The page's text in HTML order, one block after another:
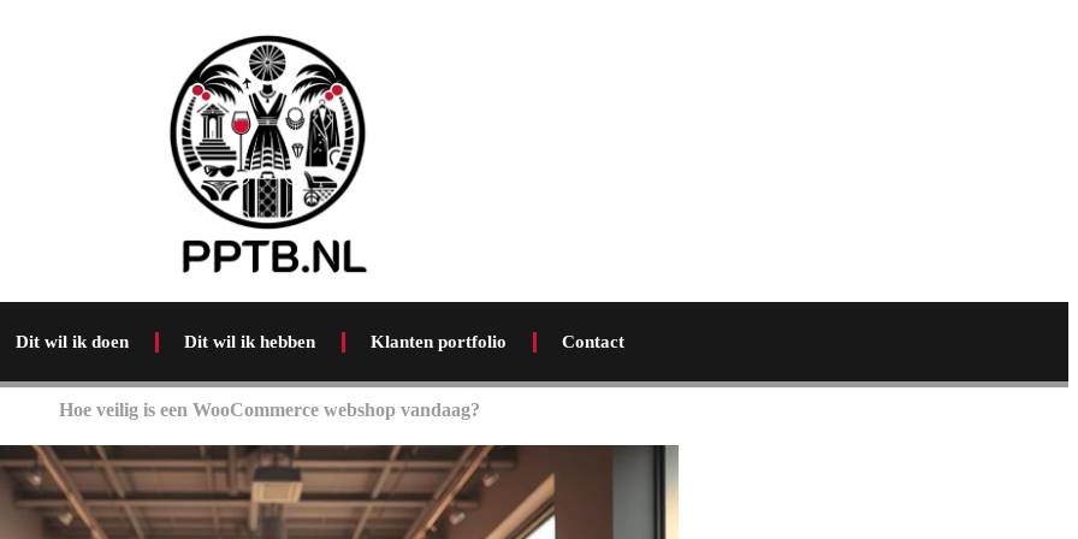
Dit wil ik doen Dit wil ik hebben Klanten portfolio Contact
Hoe veilig is een WooCommerce webshop vandaag?